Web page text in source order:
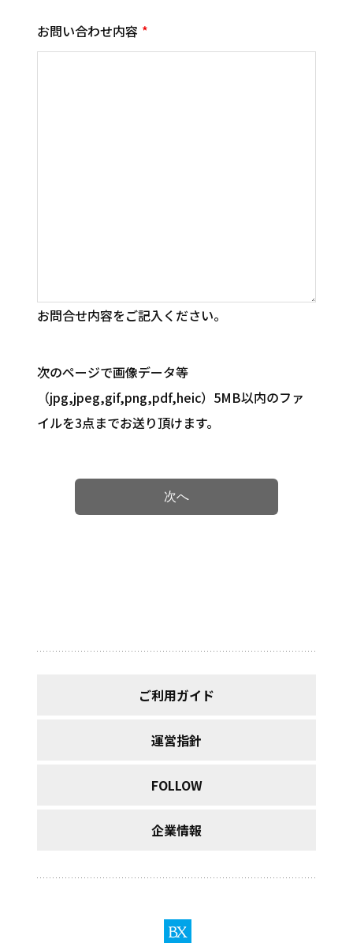
お問い合わせ内容
お問合せ内容をご記入ください。
次のページで画像データ等
（jpg,jpeg,gif,png,pdf,heic）5MB以内のファ
イルを3点までお送り頂けます。
ご利用ガイド
運営指針
FOLLOW
企業情報